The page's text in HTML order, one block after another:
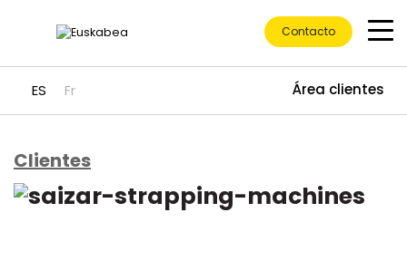
Ir directamente al contenido
ES Fr Área clientes
Contacto
Clientes